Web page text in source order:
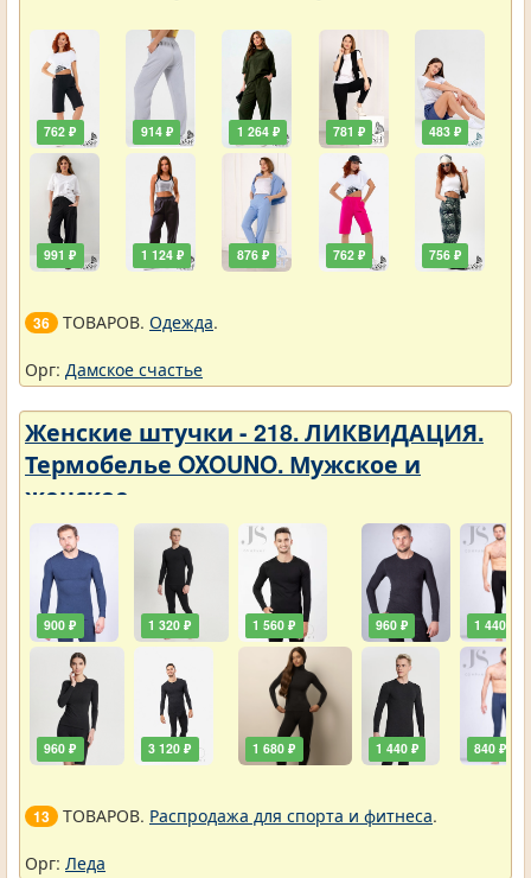
762 ₽
991 ₽
914 ₽
1 124 ₽
1 264 ₽
876 ₽
781 ₽
762 ₽
483 ₽
756 ₽
36 ТОВАРОВ. Одежда.
Орг: Дамское счастье
Женские штучки - 218. ЛИКВИДАЦИЯ.
Термобелье OXOUNO. Мужское и
женское
900 ₽
960 ₽
1 320 ₽
3 120 ₽
1 560 ₽
1 680 ₽
960 ₽
1 440 ₽
1 440 ₽
840 ₽
13 ТОВАРОВ. Распродажа для спорта и фитнеса.
Орг: Леда